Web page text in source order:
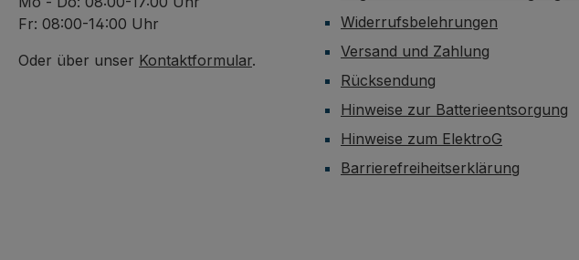
Fr: 08:00-14:00 Uhr
Oder über unser Kontaktformular.
Widerrufsbelehrungen
Versand und Zahlung
Rücksendung
Hinweise zur Batterieentsorgung
Hinweise zum ElektroG
Barrierefreiheitserklärung